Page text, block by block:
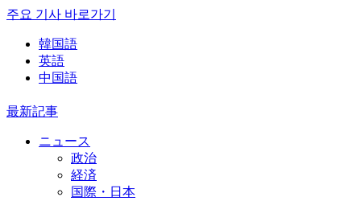
주요 기사 바로가기
韓国語
英語
中国語
最新記事
ニュース
政治
経済
国際・日本